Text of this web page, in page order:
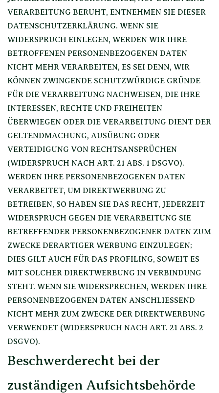
VERARBEITUNG BERUHT, ENTNEHMEN SIE DIESER
DATENSCHUTZERKLÄRUNG. WENN SIE
WIDERSPRUCH EINLEGEN, WERDEN WIR IHRE
BETROFFENEN PERSONENBEZOGENEN DATEN
NICHT MEHR VERARBEITEN, ES SEI DENN, WIR
KÖNNEN ZWINGENDE SCHUTZWÜRDIGE GRÜNDE
FÜR DIE VERARBEITUNG NACHWEISEN, DIE IHRE
INTERESSEN, RECHTE UND FREIHEITEN
ÜBERWIEGEN ODER DIE VERARBEITUNG DIENT DER
GELTENDMACHUNG, AUSÜBUNG ODER
VERTEIDIGUNG VON RECHTSANSPRÜCHEN
(WIDERSPRUCH NACH ART. 21 ABS. 1 DSGVO).
WERDEN IHRE PERSONENBEZOGENEN DATEN
VERARBEITET, UM DIREKTWERBUNG ZU
BETREIBEN, SO HABEN SIE DAS RECHT, JEDERZEIT
WIDERSPRUCH GEGEN DIE VERARBEITUNG SIE
BETREFFENDER PERSONENBEZOGENER DATEN ZUM
ZWECKE DERARTIGER WERBUNG EINZULEGEN;
DIES GILT AUCH FÜR DAS PROFILING, SOWEIT ES
MIT SOLCHER DIREKTWERBUNG IN VERBINDUNG
STEHT. WENN SIE WIDERSPRECHEN, WERDEN IHRE
PERSONENBEZOGENEN DATEN ANSCHLIESSEND
NICHT MEHR ZUM ZWECKE DER DIREKTWERBUNG
VERWENDET (WIDERSPRUCH NACH ART. 21 ABS. 2
DSGVO).
Beschwerde­recht bei der
zuständigen Aufsichts­behörde